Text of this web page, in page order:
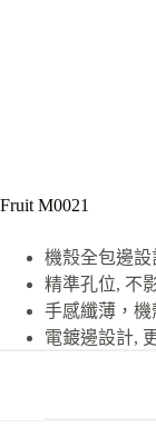
Fruit M0021
機殼全包邊
精準孔位, 不
手感纖薄，機
電鍍邊設計,